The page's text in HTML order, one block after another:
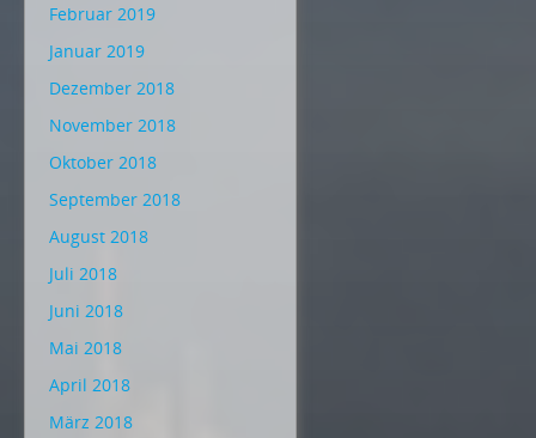
Februar 2019
Januar 2019
Dezember 2018
November 2018
Oktober 2018
September 2018
August 2018
Juli 2018
Juni 2018
Mai 2018
April 2018
März 2018